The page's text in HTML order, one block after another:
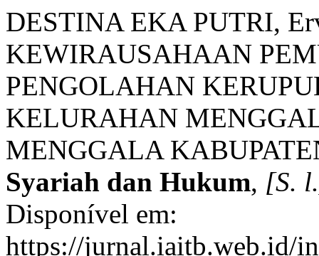
DESTINA EKA PUTRI,
KEWIRAUSAHAAN
PENGOLAHAN
KELURAHAN
MENGGALA
Syariah dan Hukum, [S.
Disponível em:
https://jurnal.iaitb.web.id/